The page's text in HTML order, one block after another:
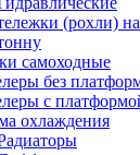
(рохли) на
самоходные
без
с
охлаждения